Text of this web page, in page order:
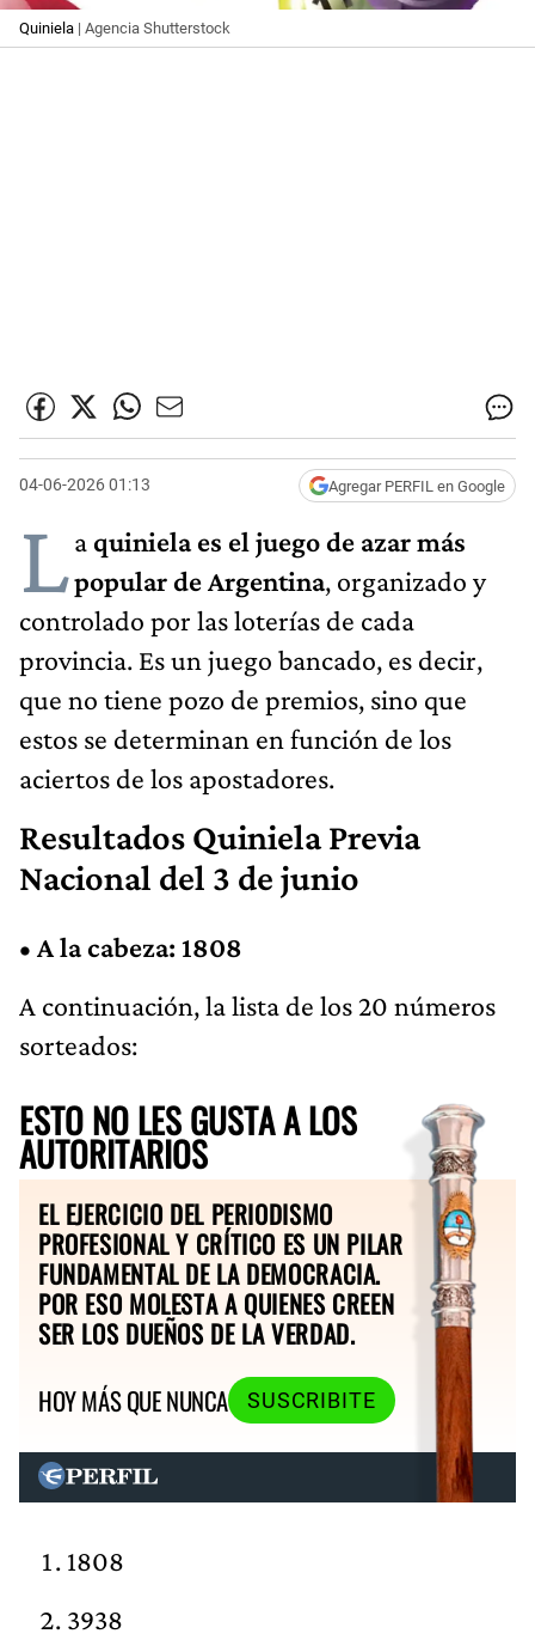
Quiniela | Agencia Shutterstock
04-06-2026 01:13 Agregar PERFIL en Google
La quiniela es el juego de azar más
popular de Argentina, organizado y
controlado por las loterías de cada
provincia. Es un juego bancado, es decir,
que no tiene pozo de premios, sino que
estos se determinan en función de los
aciertos de los apostadores.
Resultados Quiniela Previa
Nacional del 3 de junio
• A la cabeza: 1808
A continuación, la lista de los 20 números
sorteados:
ESTO NO LES GUSTA A LOS
AUTORITARIOS
EL EJERCICIO DEL PERIODISMO
PROFESIONAL Y CRÍTICO ES UN PILAR
FUNDAMENTAL DE LA DEMOCRACIA.
POR ESO MOLESTA A QUIENES CREEN
SER LOS DUEÑOS DE LA VERDAD.
HOY MÁS QUE NUNCA
SUSCRIBITE
1808
3938